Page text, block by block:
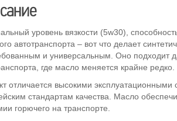
уровень вязкости (5w30),
автотранспорта – вот что делает
и универсальным. Оно подходит
где масло меняется крайне редко.
отличается высокими
стандартам качества. Масло
горючего на транспорте.